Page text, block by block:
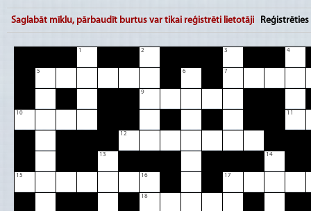
Saglabāt mīklu, pārbaudīt burtus var tikai reģistrēti lietotāji Reģistrēties
1 2 3 4
5 6 7
9
10 11
12
13 14
15 16 17
18